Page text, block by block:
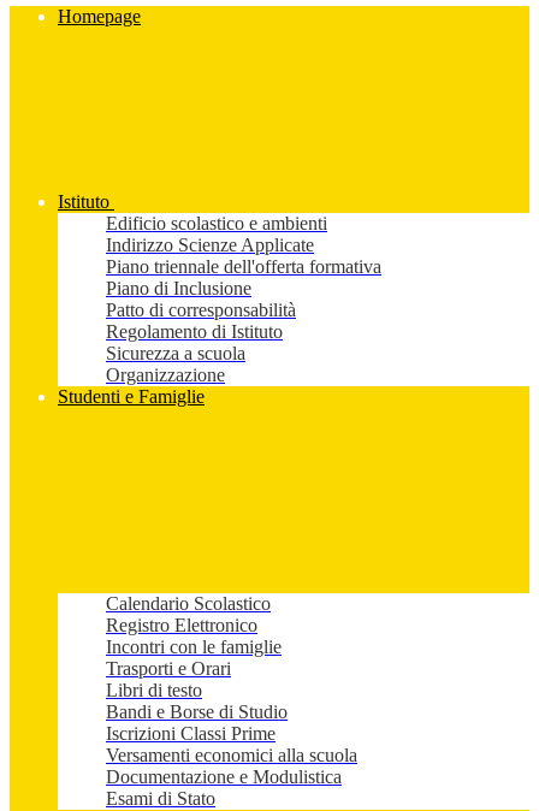
Homepage
Istituto
Edificio scolastico e ambienti
Indirizzo Scienze Applicate
Piano triennale dell'offerta formativa
Piano di Inclusione
Patto di corresponsabilità
Regolamento di Istituto
Sicurezza a scuola
Organizzazione
Studenti e Famiglie
Calendario Scolastico
Registro Elettronico
Incontri con le famiglie
Trasporti e Orari
Libri di testo
Bandi e Borse di Studio
Iscrizioni Classi Prime
Versamenti economici alla scuola
Documentazione e Modulistica
Esami di Stato